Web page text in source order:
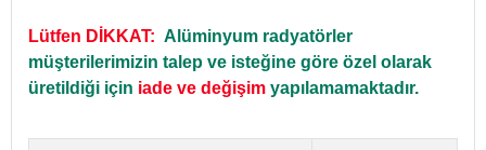
Lütfen DİKKAT: Alüminyum radyatörler
müşterilerimizin talep ve isteğine göre özel olarak
üretildiği için iade ve değişim yapılamamaktadır.